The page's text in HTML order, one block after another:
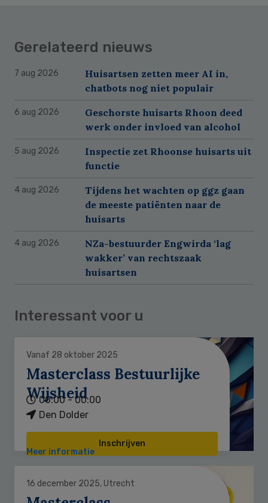
Gerelateerd nieuws
7 aug 2026
Huisartsen zetten meer AI in,
chatbots nog niet populair
6 aug 2026
Geschorste huisarts Rhoon deed
werk onder invloed van alcohol
5 aug 2026
Inspectie zet Rhoonse huisarts uit
functie
4 aug 2026
Tijdens het wachten op ggz gaan
de meeste patiënten naar de
huisarts
4 aug 2026
NZa-bestuurder Engwirda ‘lag
wakker’ van rechtszaak
huisartsen
Interessant voor u
Vanaf 28 oktober 2025
Masterclass Bestuurlijke
Wijsheid
00:00 - 00:00
Den Dolder
Inschrijven
Meer informatie
16 december 2025, Utrecht